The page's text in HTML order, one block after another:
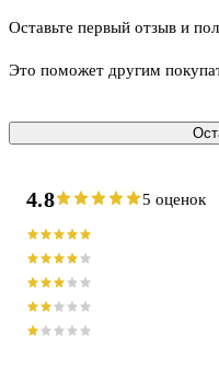
Оставьте первый отзыв и
Это поможет другим
4.8 5 оценок